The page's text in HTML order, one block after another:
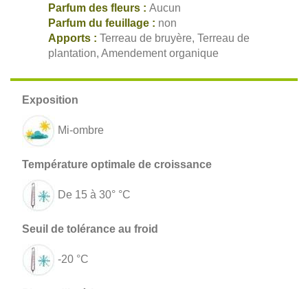
Parfum des fleurs : Aucun
Parfum du feuillage : non
Apports : Terreau de bruyère, Terreau de
plantation, Amendement organique
Mi-ombre
De 15 à 30° °C
-20 °C